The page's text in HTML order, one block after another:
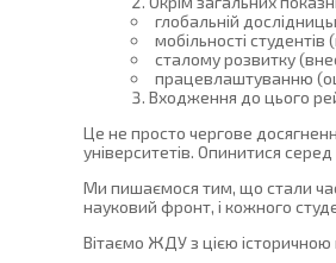
глобальній
мобільності
сталому розвитку
працевлаштуванню
Входження до цього
Це не просто чергове
університетів. Опинитися
Ми пишаємося тим, що стали
науковий фронт, і кожного
Вітаємо ЖДУ з цією історичною